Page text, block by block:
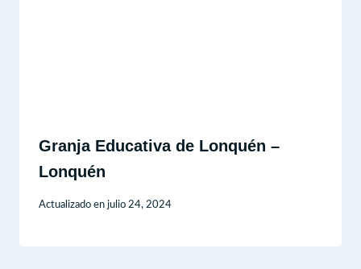
Granja Educativa de Lonquén –
Lonquén
Actualizado en julio 24, 2024